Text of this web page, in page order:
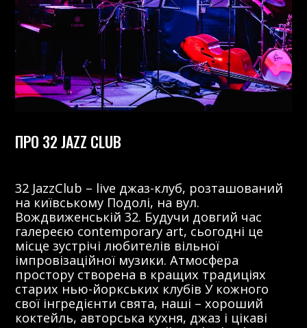
ПРО 32 JAZZ CLUB
32 JazzClub – live джаз-клуб, розташований
на київському Подолі, на вул.
Вождвиженській 32. Будучи довгий час
галереєю contemporary art, сьогодні це
місце зустрічі любителів вільної
імпровізаційної музики. Атмосфера
простору створена в кращих традиціях
старих нью-йоркських клубів У кожного
свої інгредієнти свята, наші – хороший
коктейль, авторська кухня, джаз і цікаві